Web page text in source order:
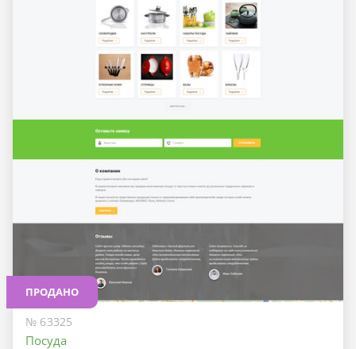
ПРОДАНО
№ 63325
Посуда